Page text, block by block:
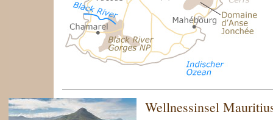
Wellnessinsel